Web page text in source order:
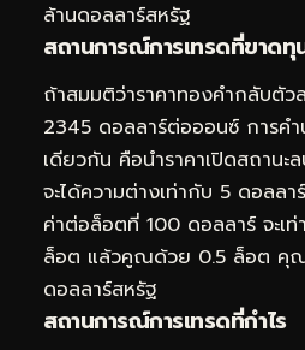
ล้านดอลลาร์สหรัฐ
สถานการณ์การเทรดที่ขาดทุ
ถ้าสมมติว่าราคาทองคำกลับตั
2345 ดอลลาร์ต่อออนซ์ การค
เดียวกัน คือนำราคาเปิดสถาน
จะได้ความต่างเท่ากับ 5 ดอล
ค่าต่อล็อตที่ 100 ดอลลาร์ จะเ
ล็อต แล้วคูณด้วย 0.5 ล็อต คุ
ดอลลาร์สหรัฐ
สถานการณ์การเทรดที่กำไร